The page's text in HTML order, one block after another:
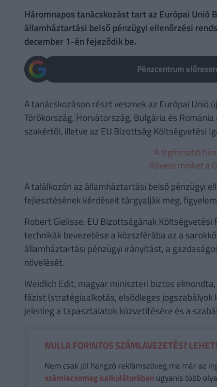
Háromnapos tanácskozást tart az Európai Unió
államháztartási belső pénzügyi ellenőrzési
december 1-én fejeződik be.
Pénzcentrum
A tanácskozáson részt vesznek az Európai Unió
Törökország, Horvátország, Bulgária és
szakértői, illetve az EU Bizottság Költségvetési
A legfrissebb
Kövess minket a
A találkozón az államháztartási belső pénzügyi
fejlesztésének kérdéseit tárgyalják meg,
Robert Gielisse, EU Bizottságának
technikák bevezetése a közszférába az a
államháztartási pénzügyi irányítást, a
növelését.
Weidlich Edit, magyar miniszteri biztos
fázist (stratégiaalkotás, elsődleges
jelenleg a tapasztalatok közvetítésére és a
NULLA FORINTOS SZÁMLAVEZETÉS?
Nem csak jól hangzó reklámszöveg ma már az
számlacsomag kalkulátorában ugyanis több